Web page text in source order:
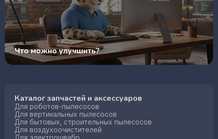
Что можно улучшить?
Каталог запчастей и аксессуаров
Для роботов-пылесосов
Для вертикальных пылесосов
Для бытовых, строительных пылесосов
Для воздухоочистителей